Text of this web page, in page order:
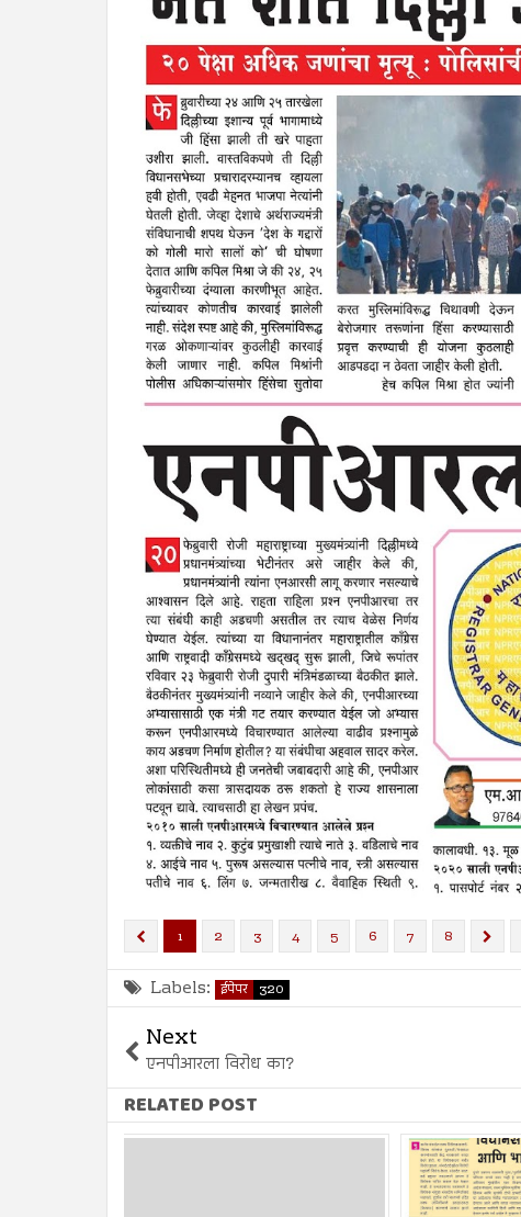
1 2 3 4 5 6 7 8
Labels: ईपेपर 320
Next
एनपीआरला विरोध का?
RELATED POST